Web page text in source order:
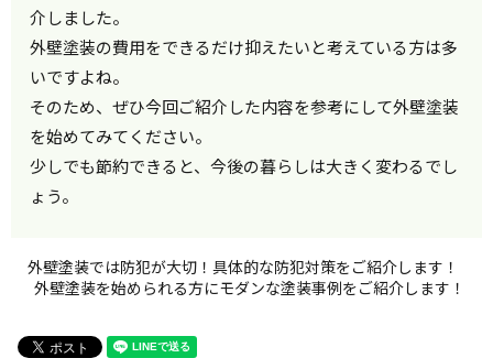
介しました。
外壁塗装の費用をできるだけ抑えたいと考えている方は多
いですよね。
そのため、ぜひ今回ご紹介した内容を参考にして外壁塗装
を始めてみてください。
少しでも節約できると、今後の暮らしは大きく変わるでし
ょう。
外壁塗装では防犯が大切！具体的な防犯対策をご紹介します！
外壁塗装を始められる方にモダンな塗装事例をご紹介します！